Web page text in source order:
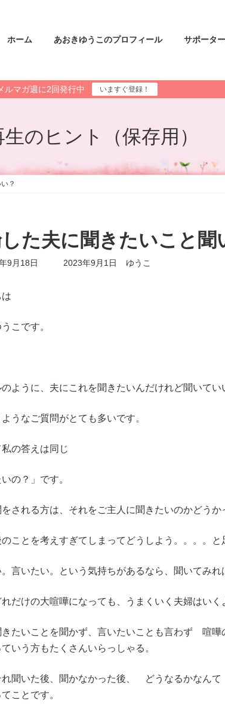
ホーム あおきゆうこのプロフィール サポータ
ルマガ週に2回発行中 いますぐ登録！
のヒント（保存用）
？
た夫に聞きたいこと聞
9月18日
最
2023年9月1日 ゆうこ
こです。
のように、夫にこれを聞きたいんだけれど聞いてい
うなご質問がとても多いです。
の答えは同じ
いの？」です。
をされる方は、それをご主人に聞きたいのかどうか
のことを考えすぎてしまってどうしよう。。。。と
言いたい。という気持ちがあるなら、聞いてみれ
だけの大喧嘩になっても、うまくいく夫婦はいく
たいことを聞かず、言いたいことも言わず 喧嘩
いう方もたくさんいらっしゃる。
れ聞いた後、聞かなかった後、 どうなるかなん
ことです。